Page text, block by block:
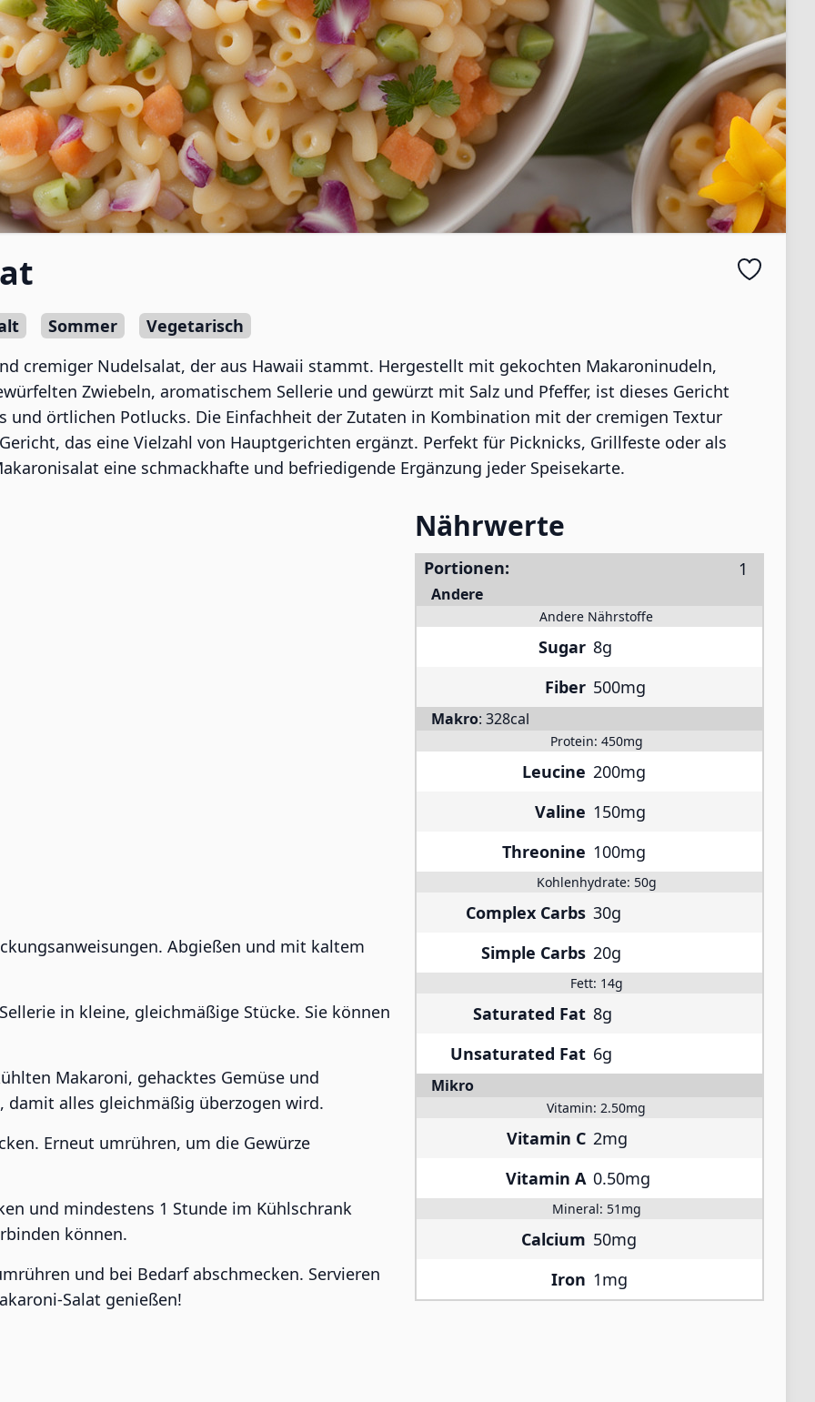
Sommer
Vegetarisch
cremiger Nudelsalat, der aus Hawaii stammt. Hergestellt mit gekochten Makaroninudeln,
Zwiebeln, aromatischem Sellerie und gewürzt mit Salz und Pfeffer, ist dieses Gericht
und örtlichen Potlucks. Die Einfachheit der Zutaten in Kombination mit der cremigen Textur
das eine Vielzahl von Hauptgerichten ergänzt. Perfekt für Picknicks, Grillfeste oder als
eine schmackhafte und befriedigende Ergänzung jeder Speisekarte.
Abgießen und mit kaltem
in kleine, gleichmäßige Stücke. Sie können
Makaroni, gehacktes Gemüse und
damit alles gleichmäßig überzogen wird.
Erneut umrühren, um die Gewürze
und mindestens 1 Stunde im Kühlschrank
können.
und bei Bedarf abschmecken. Servieren
Salat genießen!
Nährwerte
Portionen:
Andere
Andere Nährstoffe
Sugar 8g
Fiber 500mg
Makro: 328cal
Protein: 450mg
Leucine 200mg
Valine 150mg
Threonine 100mg
Kohlenhydrate: 50g
Complex Carbs 30g
Simple Carbs 20g
Fett: 14g
Saturated Fat 8g
Unsaturated Fat 6g
Mikro
Vitamin: 2.50mg
Vitamin C 2mg
Vitamin A 0.50mg
Mineral: 51mg
Calcium 50mg
Iron 1mg